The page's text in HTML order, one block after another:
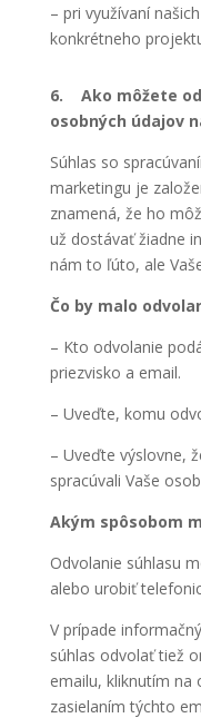
– pri využívaní
konkrétneho
6. Ako môžete
osobných údajov
Súhlas so
marketingu je
znamená, že ho
už dostávať žiadne
nám to ľúto, ale
Čo by malo
– Kto odvolanie
priezvisko a email.
– Uveďte, komu
– Uveďte výslovne,
spracúvali Vaše
Akým spôsobom
Odvolanie súhlasu
alebo urobiť
V prípade
súhlas odvolať tiež
emailu, kliknutím na
zasielaním týchto